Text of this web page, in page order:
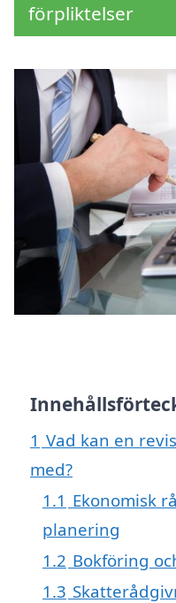
förpliktelser
1 Vad kan en
med?
1.1 Ekonomisk
planering
1.2 Bokföring
1.3